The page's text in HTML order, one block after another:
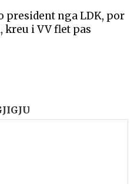
president nga LDK, por
kreu i VV flet pas